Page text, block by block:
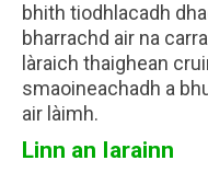
bhith tiodhlacadh
bharrachd air na
làraich thaighean
smaoineachadh a
air làimh.
Linn an Iarainn